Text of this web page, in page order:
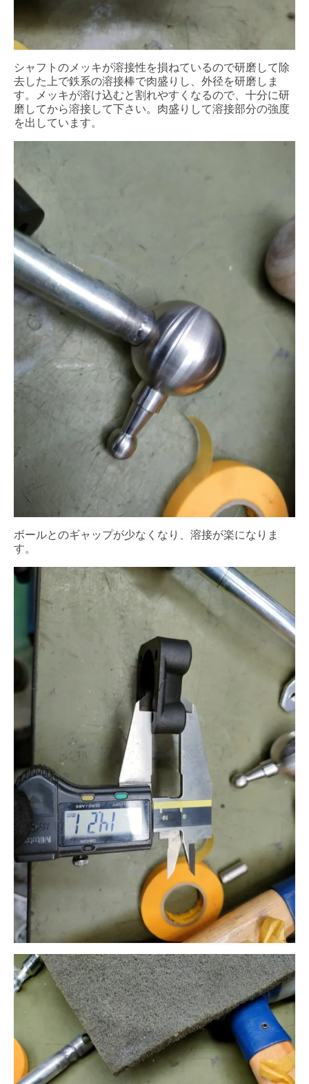
シャフトのメッキが溶接性を損ねているので研磨して除
去した上で鉄系の溶接棒で肉盛りし、外径を研磨しま
す。メッキが溶け込むと割れやすくなるので、十分に研
磨してから溶接して下さい。肉盛りして溶接部分の強度
を出しています。
ボールとのギャップが少なくなり、溶接が楽になりま
す。